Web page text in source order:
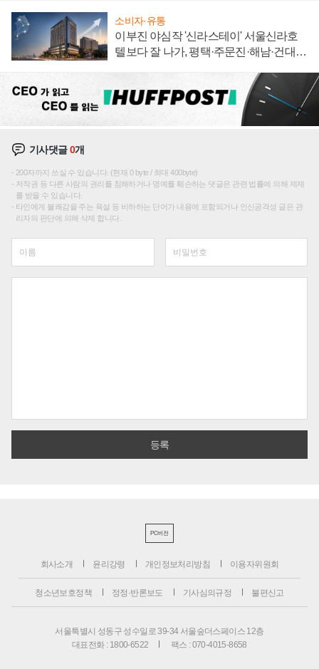
소비자·유통
이부진 야심작 '신라스테이' 서울신라호
텔보다 잘 나가, 평택·주문진·해남·건대로
기사댓글0개
200자까지 쓰실 수 있습니다. (현재 0 byte / 최대 400byte)
저작권 등 다른 사람의 권리를 침해하거나 명예를 훼손하는 댓글은 관련 법률에 의해 제재
를 받을 수 있습니다.
타인에게 불쾌감을 주는 욕설 등 비하하는 단어가 내용에 포함되거나 인신공격성 글은 관
리자의 판단에 의해 삭제 합니다.
PC버전
회사소개 윤리강령 개인정보처리방침 이용자위원회
청소년보호정책 정정·반론보도 기사심의규정 불편신고
서울특별시 성동구 성수일로 39-34 서울숲더스페이스 12층
대표전화 : 1800-6522
팩스 : 070-4015-8658